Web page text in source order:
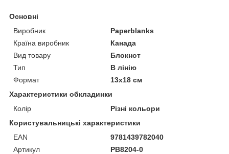
Основні
Виробник
Paperblanks
Країна виробник
Канада
Вид товару
Блокнот
Тип
В лінію
Формат
13х18 см
Характеристики обкладинки
Колір
Різні кольори
Користувальницькі характеристики
EAN
9781439782040
Артикул
PB8204-0